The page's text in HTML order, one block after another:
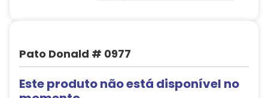
Pato Donald # 0977
Este produto não está disponível no